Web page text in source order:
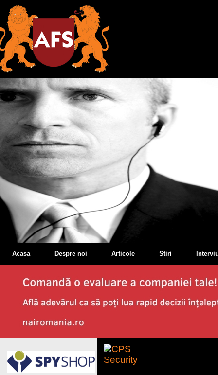
Acasa Despre noi Articole Stiri